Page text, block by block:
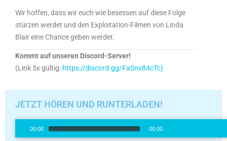
Wir hoffen, dass wir euch wie besessen auf diese Folge
stürzen werdet und den Exploitation-Filmen von Linda
Blair eine Chance geben werdet.
Kommt auf unseren Discord-Server!
(Link 5x gültig: https://discord.gg/FaSnv84cTc)
JETZT HÖREN UND RUNTERLADEN!
00:00 00:00